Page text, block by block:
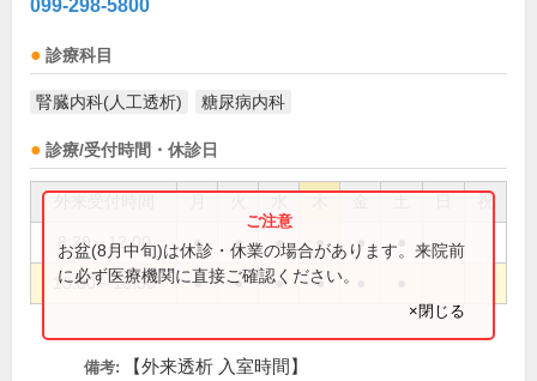
099-298-5800
診療科目
腎臓内科(人工透析) 糖尿病内科
診療/受付時間・休診日
祝
8:30～12:00 ● ● ● ● ●
13:00～16:30 ● ● ● ●
お盆(8月中旬)は休診・休業の場合があります。来院前
に必ず医療機関に直接ご確認ください。
×閉じる
備考:
【外来透析 入室時間】